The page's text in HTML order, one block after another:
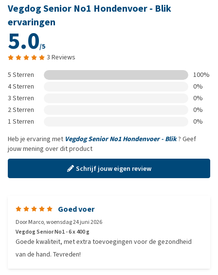
Vegdog Senior No1 Hondenvoer - Blik
ervaringen
5.0/5
3 Reviews
5 Sterren
100%
4 Sterren
0%
3 Sterren
0%
2 Sterren
0%
1 Sterren
0%
Heb je ervaring met Vegdog Senior No1 Hondenvoer - Blik? Geef
jouw mening over dit product
Schrijf jouw eigen review
Goed voer
DoorMarco,woensdag 24 juni 2026
Vegdog Senior No1 - 6 x 400 g
Goede kwaliteit, met extra toevoegingen voor de gezondheid
van de hand. Tevreden!